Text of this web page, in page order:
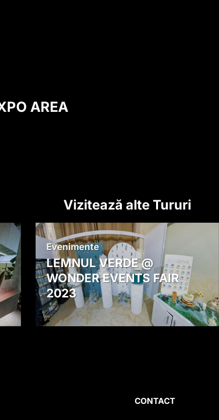
AREA
Vizitează alte Tururi
Evenimente
LEMNUL VERDE @
WONDER EVENTS FAIR
2023
CONTACT